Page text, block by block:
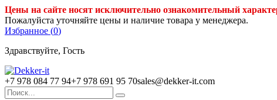
Цены на сайте носят исключительно ознакомительный
Пожалуйста уточняйте цены и наличие товара у менеджера.
Избранное (0)
Здравствуйте, Гость
+7 978 084 77 94+7 978 691 95 70sales@dekker-it.com